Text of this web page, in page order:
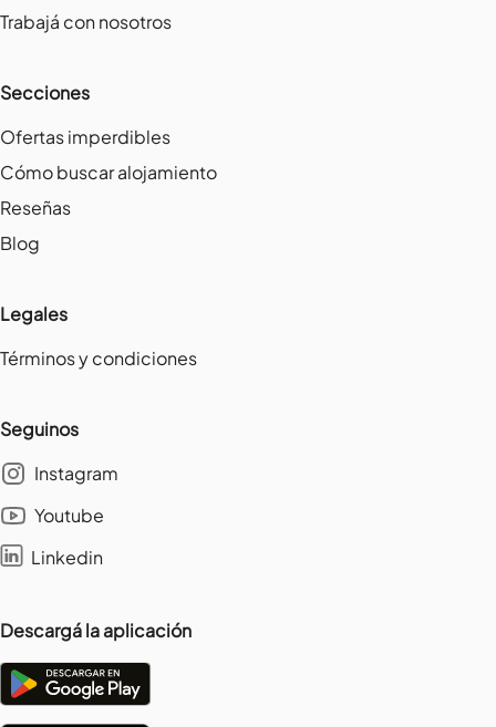
Trabajá con nosotros
Secciones
Ofertas imperdibles
Cómo buscar alojamiento
Reseñas
Blog
Legales
Términos y condiciones
Seguinos
Instagram
Youtube
Linkedin
Descargá la aplicación